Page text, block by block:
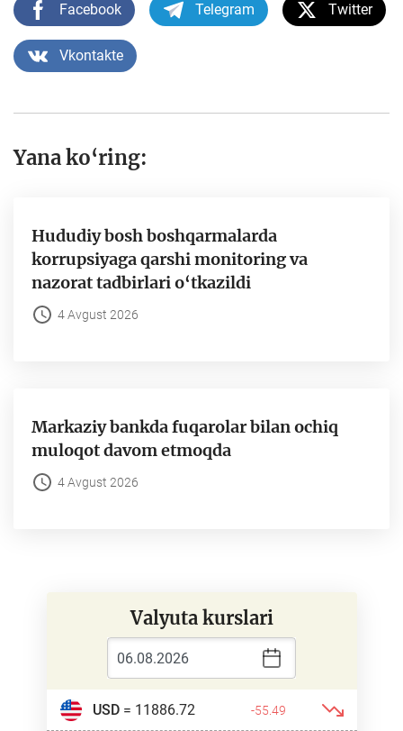
Facebook Telegram Twitter
Vkontakte
Yana ko‘ring:
Hududiy bosh boshqarmalarda
korrupsiyaga qarshi monitoring va
nazorat tadbirlari o‘tkazildi
4 Avgust 2026
Markaziy bankda fuqarolar bilan ochiq
muloqot davom etmoqda
4 Avgust 2026
Valyuta kurslari
USD= 11886.72 -55.49